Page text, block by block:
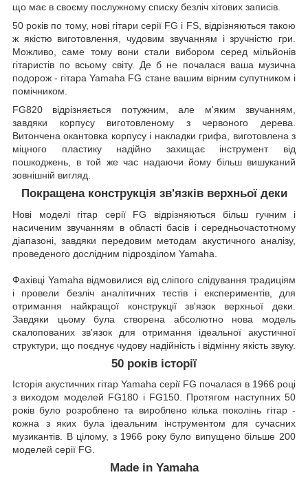
що має в своєму послужному списку безліч хітових записів.
50 років по тому, нові гітари серії FG і FS, відрізняються такою
ж якістю виготовлення, чудовим звучанням і зручністю гри.
Можливо, саме тому вони стали вибором серед мільйонів
гітаристів по всьому світу. Де б не почалася ваша музична
подорож - гітара Yamaha FG стане вашим вірним супутником і
помічником.
FG820 відрізняється потужним, але м'яким звучанням,
завдяки корпусу виготовленому з червоного дерева.
Витончена окантовка корпусу і накладки грифа, виготовлена ​​з
міцного пластику надійно захищає інструмент від
пошкоджень, в той же час надаючи йому більш вишуканий
зовнішній вигляд.
Покращена конструкція зв'язків верхньої деки
Нові моделі гітар серії FG відрізняються більш гучним і
насиченим звучанням в області басів і середньочастотному
діапазоні, завдяки передовим методам акустичного аналізу,
проведеного дослідним підрозділом Yamaha.
Фахівці Yamaha відмовилися від сліпого слідування традиціям
і провели безліч аналітичних тестів і експериментів, для
отримання найкращої конструкції зв'язок верхньої деки.
Завдяки цьому була створена абсолютно нова модель
скалопованих зв'язок для отримання ідеальної акустичної
структури, що поєднує чудову надійність і відмінну якість звуку.
50 років історії
Історія акустичних гітар Yamaha серії FG почалася в 1966 році
з виходом моделей FG180 і FG150. Протягом наступних 50
років було розроблено та вироблено кілька поколінь гітар -
кожна з яких була ідеальним інструментом для сучасних
музикантів. В цілому, з 1966 року було випущено більше 200
моделей серії FG.
Made in Yamaha